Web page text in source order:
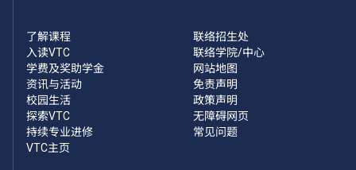
了解课程
入读VTC
学费及奖助学金
资讯与活动
校园生活
探索VTC
持续专业进修
VTC主页
联络招生处
联络学院/中心
网站地图
免责声明
政策声明
无障碍网页
常见问题